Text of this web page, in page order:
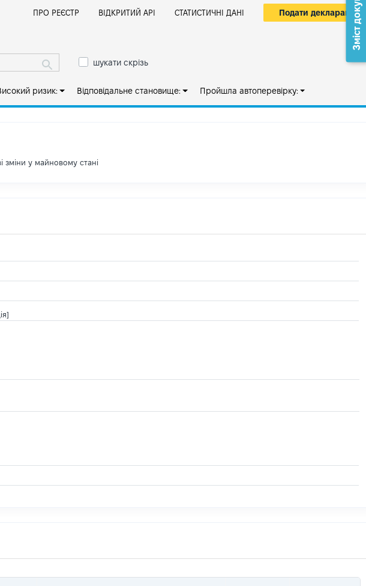
ПРО РЕЄСТР ВІДКРИТИЙ АРІ СТАТИСТИЧНІ ДАНІ Подати декларацію
шукати скрізь
ризик: Відповідальне становище: Пройшла автоперевірку:
зміни y майновому стані